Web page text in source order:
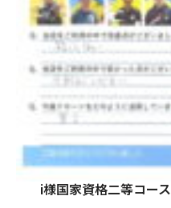
i様国家資格二等コース